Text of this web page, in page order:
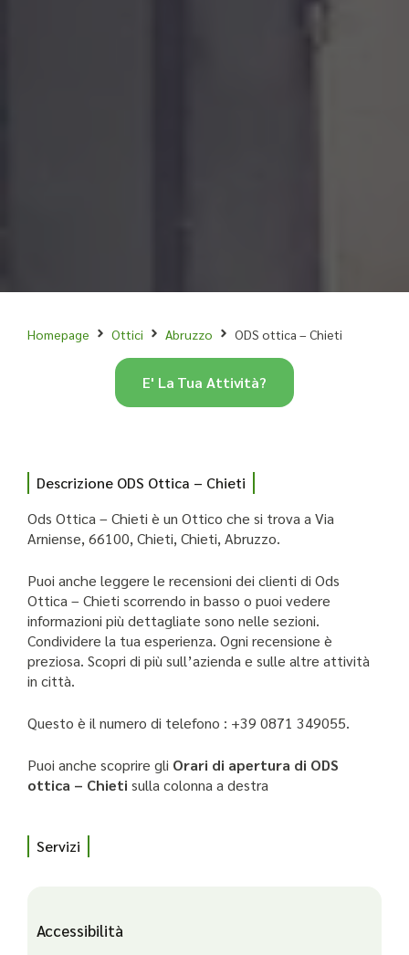
Homepage Ottici Abruzzo ODS ottica – Chieti
Descrizione ODS Ottica – Chieti
Ods Ottica – Chieti è un Ottico che si trova a Via
Arniense, 66100, Chieti, Chieti, Abruzzo.
Puoi anche leggere le recensioni dei clienti di Ods
Ottica – Chieti scorrendo in basso o puoi vedere
informazioni più dettagliate sono nelle sezioni.
Condividere la tua esperienza. Ogni recensione è
preziosa. Scopri di più sull’azienda e sulle altre attività
in città.
Questo è il numero di telefono : +39 0871 349055.
Puoi anche scoprire gli Orari di apertura di ODS
ottica – Chieti sulla colonna a destra
Servizi
Accessibilità
E' La Tua Attività?